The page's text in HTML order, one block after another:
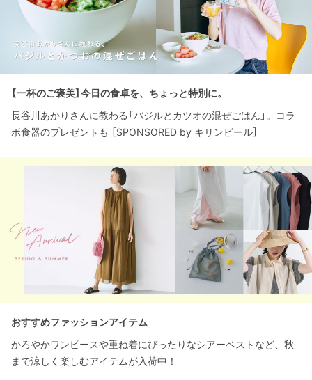
【一杯のご褒美】今日の食卓を、ちょっと特別に。
長谷川あかりさんに教わる「バジルとカツオの混ぜごはん」。コラ
ボ食器のプレゼントも ［SPONSORED by キリンビール］
おすすめファッションアイテム
かろやかワンピースや重ね着にぴったりなシアーベストなど、秋
まで涼しく楽しむアイテムが入荷中！